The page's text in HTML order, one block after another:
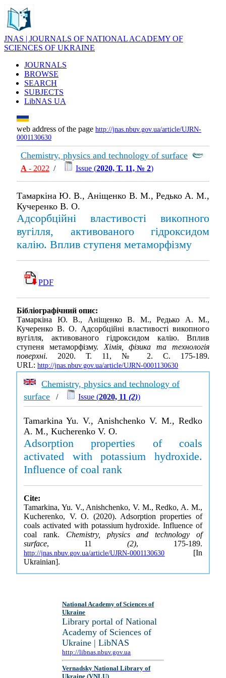
JNAS | JOURNALS OF NATIONAL ACADEMY OF
SCIENCES OF UKRAINE
JOURNALS
BROWSE
SEARCH
SUBJECTS
LibNAS UA
web address of the page http://jnas.nbuv.gov.ua/article/UJRN-
0001130630
Chemistry, physics and technology of surface
А - 2022 / Issue (2020, Т. 11, № 2)
Тамаркіна Ю. В., Аніщенко В. М., Редько А. М.,
Кучеренко В. О.
Адсорбційні властивості викопного
вугілля, активованого гідроксидом
калію. Вплив ступеня метаморфізму
PDF
Бібліографічний опис:
Тамаркіна Ю. В., Аніщенко В. М., Редько А. М.,
Кучеренко В. О. Адсорбційні властивості викопного
вугілля, активованого гідроксидом калію. Вплив
ступеня метаморфізму.Хімія, фізика та технологія
поверхні. 2020. Т. 11, № 2. С. 175-189.
URL: http://jnas.nbuv.gov.ua/article/UJRN-0001130630
Chemistry, physics and technology of
surface / Issue (2020, 11(2))
Tamarkina Yu. V., Anishchenko V. M., Redko
A. M., Kucherenko V. O.
Adsorption properties of coals
activated with potassium hydroxide.
Influence of coal rank
Cite:
Tamarkina, Yu. V., Anishchenko, V. M., Redko, A. M.,
Kucherenko, V. O. (2020). Adsorption properties of
coals activated with potassium hydroxide. Influence of
coal rank. Chemistry, physics and technology of
surface, 11 (2), 175-189.
http://jnas.nbuv.gov.ua/article/UJRN-0001130630 [In
Ukrainian].
National Academy of Sciences of
Ukraine
Library portal of National
Academy of Sciences of
Ukraine | LibNAS
http://libnas.nbuv.gov.ua
Vernadsky National Library of
Ukraine (VNLU)